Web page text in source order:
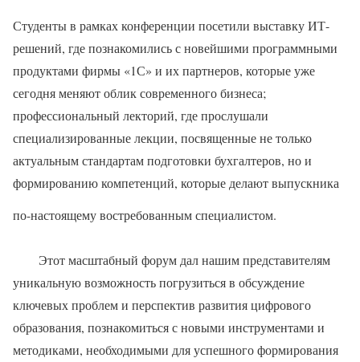
Студенты в рамках конференции посетили выставку ИТ-
решений, где познакомились с новейшими программными
продуктами фирмы «1С» и их партнеров, которые уже
сегодня меняют облик современного бизнеса;
профессиональный лекторий, где прослушали
специализированные лекции, посвященные не только
актуальным стандартам подготовки бухгалтеров, но и
формированию компетенций, которые делают выпускника
по-настоящему востребованным специалистом.
Этот масштабный форум дал нашим представителям
уникальную возможность погрузиться в обсуждение
ключевых проблем и перспектив развития цифрового
образования, познакомиться с новыми инструментами и
методиками, необходимыми для успешного формирования